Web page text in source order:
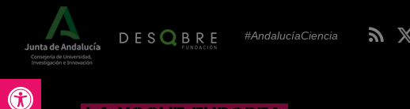
Abrir barra de herramientas
#AndalucíaCiencia